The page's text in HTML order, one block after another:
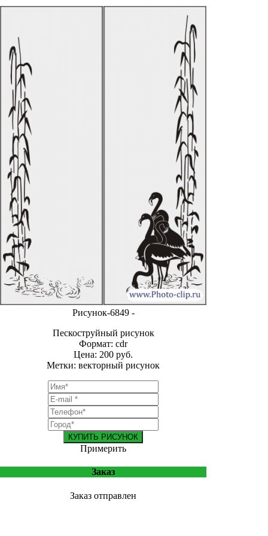
Рисунок-6849 -
Пескоструйный рисунок
Формат: cdr
Цена: 200 руб.
Метки: векторный рисунок
КУПИТЬ РИСУНОК
Примерить
Заказ
Заказ отправлен